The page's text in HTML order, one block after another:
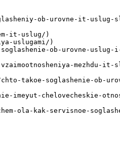
ob-urovne-it-uslug-
it-uslug/)
uslugami/)
ob-urovne-uslug-
mezhdu-it-
takoe-soglashenie-ob-
imeyut-chelovecheskie-
ola-kak-servisnoe-